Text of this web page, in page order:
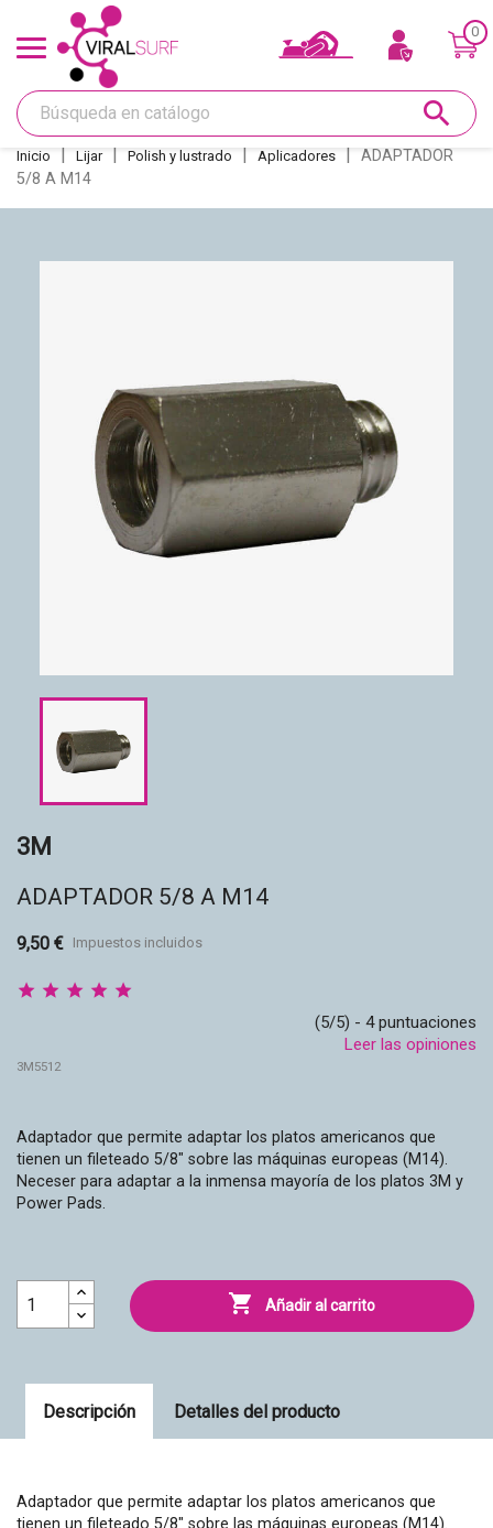
Ofertas y Tarjeta regalo
Shape
Quillas
Deco
Accesorios
0
search
Inicio Lijar Polish y lustrado Aplicadores
ADAPTADOR
5/8 A M14
3M
ADAPTADOR 5/8 A M14
9,50 € Impuestos incluidos
(5/5) - 4 puntuaciones
Leer las opiniones
3M5512
Adaptador que permite adaptar los platos americanos que
tienen un fileteado 5/8" sobre las máquinas europeas (M14).
Neceser para adaptar a la inmensa mayoría de los platos 3M y
Power Pads.
 Añadir al carrito
Descripción Detalles del producto
Adaptador que permite adaptar los platos americanos que
tienen un fileteado 5/8" sobre las máquinas europeas (M14).